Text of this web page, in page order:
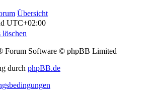
Übersicht
UTC+02:00
Forum Software © phpBB Limited
durch phpBB.de